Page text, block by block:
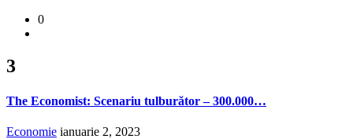
0
3
The Economist: Scenariu tulburător – 300.000…
Economie ianuarie 2, 2023